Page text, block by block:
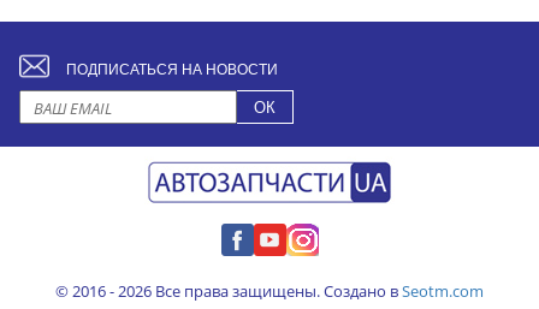
ПОДПИСАТЬСЯ НА НОВОСТИ
© 2016 - 2026 Все права защищены. Создано вSeotm.com